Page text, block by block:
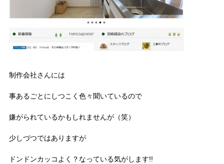
制作会社さんには
事あるごとにしつこく色々聞いているので
嫌がられているかもしれませんが（笑）
少しづつではありますが
ドンドンカッコよく？なっている気がします!!